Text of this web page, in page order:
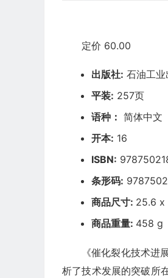
定价 60.00
出版社: 石油工业
平装: 257页
语种： 简体中文
开本: 16
ISBN:
条形码:
商品尺寸: 25.6 x
商品重量: 458 g
《催化裂化技术
析了技术发展的突破所